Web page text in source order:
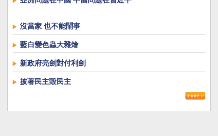
沒當家 也不能鬧事
藍白變色蟲大雜燴
新政府亮劍對付利劍
披著民主毀民主